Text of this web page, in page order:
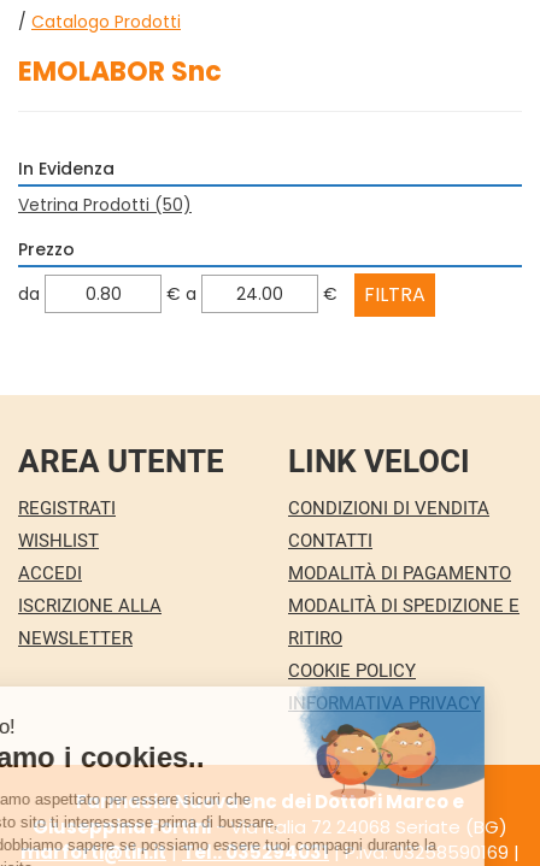
/ Catalogo Prodotti
EMOLABOR Snc
In Evidenza
Vetrina Prodotti (50)
Prezzo
filtra
da € filtra
a €
AREA UTENTE
REGISTRATI
WISHLIST
ACCEDI
ISCRIZIONE ALLA
NEWSLETTER
LINK VELOCI
CONDIZIONI DI VENDITA
CONTATTI
MODALITÀ DI PAGAMENTO
MODALITÀ DI SPEDIZIONE E
RITIRO
COOKIE POLICY
INFORMATIVA PRIVACY
Farmacia Nuova snc dei Dottori Marco e
Giuseppina Fortini- Via Italia 72 24068 Seriate (BG)
marforti@tin.it|Tel.: 035294031| P.Iva: 03258590169 |